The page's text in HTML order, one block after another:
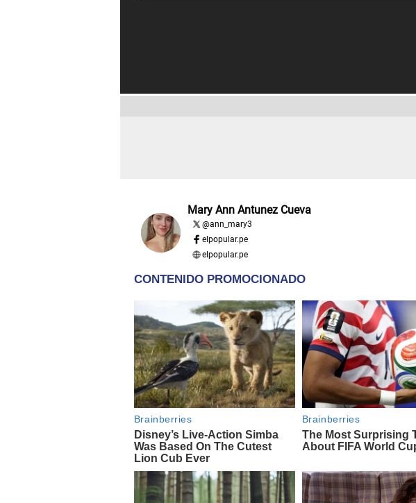
Mary Ann Antunez Cueva
@ann_mary3
elpopular.pe
elpopular.pe